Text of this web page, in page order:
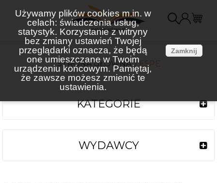
Używamy plików cookies m.in. w
celach: świadczenia usług,
statystyk. Korzystanie z witryny
bez zmiany ustawień Twojej
przeglądarki oznacza, że będą
one umieszczane w Twoim
urządzeniu końcowym. Pamiętaj,
że zawsze możesz zmienić te
ustawienia.
Zamknij
STRONA GŁÓWNA ESPE
KATEGORIE
WYDAWCY